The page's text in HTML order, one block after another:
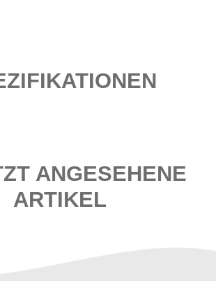
ANGESEHENE
ARTIKEL